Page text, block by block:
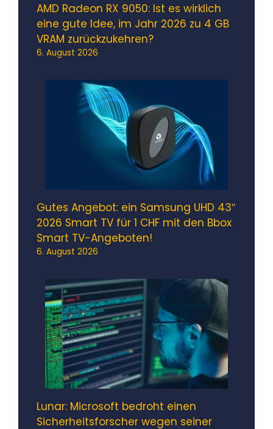
AMD Radeon RX 9050: Ist es wirklich
eine gute Idee, im Jahr 2026 zu 4 GB
VRAM zurückzukehren?
6. August 2026
Gutes Angebot: ein Samsung UHD 43″
2026 Smart TV für 1 CHF mit den Bbox
Smart TV-Angeboten!
6. August 2026
Lunar: Microsoft bedroht einen
Sicherheitsforscher wegen seiner